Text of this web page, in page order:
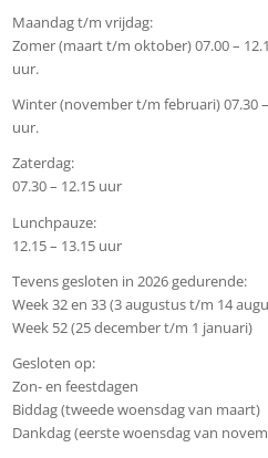
Maandag t/m vrijdag:
Zomer (maart t/m oktober) 07.00 –
uur.
Winter (november t/m februari) 07.30
uur.
Zaterdag:
07.30 – 12.15 uur
Lunchpauze:
12.15 – 13.15 uur
Tevens gesloten in 2026 gedurende:
Week 32 en 33 (3 augustus t/m 14
Week 52 (25 december t/m 1 januari)
Gesloten op:
Zon- en feestdagen
Biddag (tweede woensdag van maart)
Dankdag (eerste woensdag van